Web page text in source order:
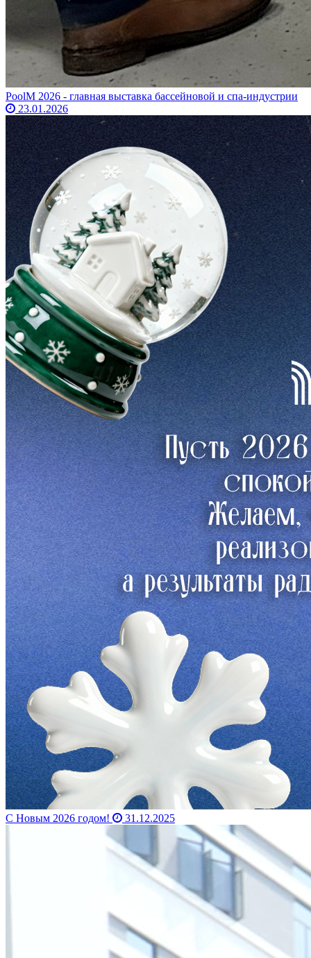
PoolM 2026 - главная выставка бассейновой и спа-индустрии
23.01.2026
С Новым 2026 годом! 31.12.2025